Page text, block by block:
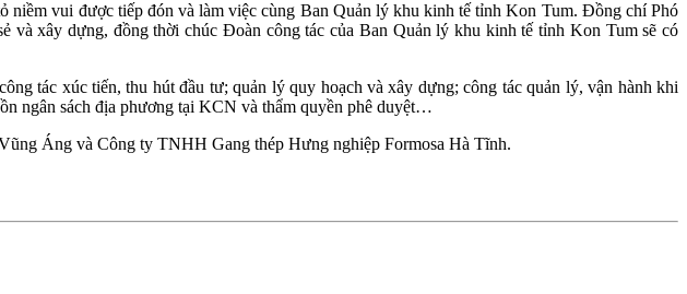
vui được tiếp đón và làm việc cùng Ban Quản lý khu kinh tế tỉnh Kon Tum. Đồng chí Phó
và xây dựng, đồng thời chúc Đoàn công tác của Ban Quản lý khu kinh tế tỉnh Kon Tum sẽ có
tác xúc tiến, thu hút đầu tư; quản lý quy hoạch và xây dựng; công tác quản lý, vận hành khi
ngân sách địa phương tại KCN và thẩm quyền phê duyệt…
Áng và Công ty TNHH Gang thép Hưng nghiệp Formosa Hà Tĩnh.